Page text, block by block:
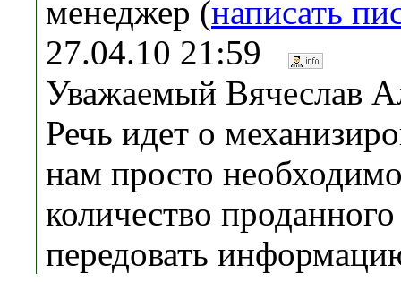
менеджер (написать
27.04.10 21:59
Уважаемый Вячеслав
Речь идет о
нам просто
количество
передовать